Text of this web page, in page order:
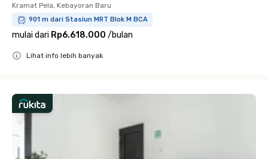
Kramat Pela, Kebayoran Baru
901 m dari Stasiun MRT Blok M BCA
mulai dari Rp6.618.000 /bulan
Lihat info lebih banyak